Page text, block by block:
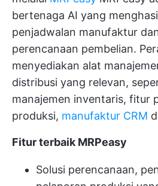
bertenaga AI yang
penjadwalan manufaktur
perencanaan pembelian.
menyediakan alat
distribusi yang relevan,
manajemen inventaris, fitur
produksi, manufaktur CRM
Fitur terbaik MRPeasy
Solusi perencanaan,